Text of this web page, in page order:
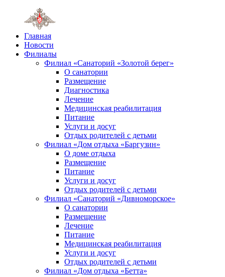
Главная
Новости
Филиалы
Филиал «Санаторий «Золотой берег»
О санатории
Размещение
Диагностика
Лечение
Медицинская реабилитация
Питание
Услуги и досуг
Отдых родителей с детьми
Филиал «Дом отдыха «Баргузин»
О доме отдыха
Размещение
Питание
Услуги и досуг
Отдых родителей с детьми
Филиал «Санаторий «Дивноморское»
О санатории
Размещение
Лечение
Питание
Медицинская реабилитация
Услуги и досуг
Отдых родителей с детьми
Филиал «Дом отдыха «Бетта»